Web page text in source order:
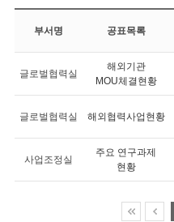
부서명 공표목록
글로벌협력실
해외기관
MOU체결현황
글로벌협력실 해외협력사업현황
사업조정실
주요 연구과제
현황